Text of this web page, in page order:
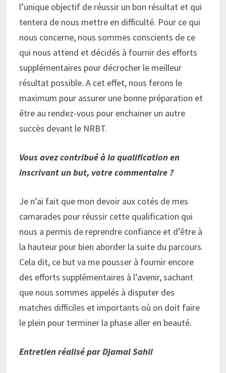
l’unique objectif de réussir un bon résultat et qui
tentera de nous mettre en difficulté. Pour ce qui
nous concerne, nous sommes conscients de ce
qui nous attend et décidés à fournir des efforts
supplémentaires pour décrocher le meilleur
résultat possible. A cet effet, nous ferons le
maximum pour assurer une bonne préparation et
être au rendez-vous pour enchainer un autre
succès devant le NRBT.
Vous avez contribué à la qualification en
inscrivant un but, votre commentaire ?
Je n’ai fait que mon devoir aux cotés de mes
camarades pour réussir cette qualification qui
nous a permis de reprendre confiance et d’être à
la hauteur pour bien aborder la suite du parcours.
Cela dit, ce but va me pousser à fournir encore
des efforts supplémentaires à l’avenir, sachant
que nous sommes appelés à disputer des
matches difficiles et importants où on doit faire
le plein pour terminer la phase aller en beauté.
Entretien réalisé par Djamal Sahli